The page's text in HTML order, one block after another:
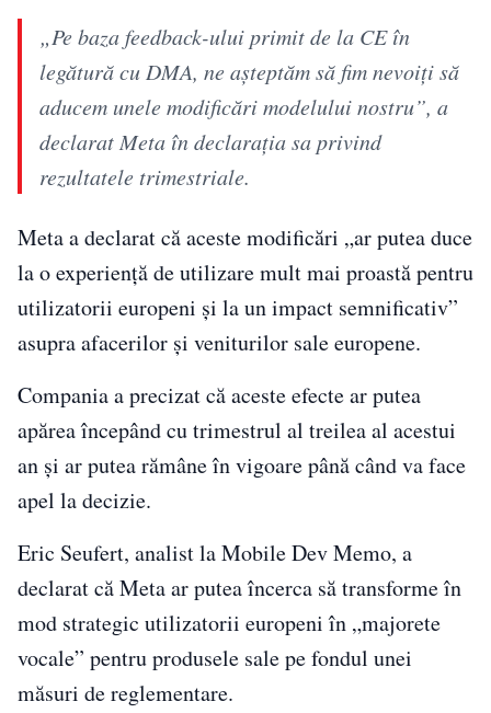
„Pe baza feedback-ului primit de la CE în
legătură cu DMA, ne așteptăm să fim nevoiți să
aducem unele modificări modelului nostru”, a
declarat Meta în declarația sa privind
rezultatele trimestriale.
Meta a declarat că aceste modificări „ar putea duce
la o experiență de utilizare mult mai proastă pentru
utilizatorii europeni și la un impact semnificativ”
asupra afacerilor și veniturilor sale europene.
Compania a precizat că aceste efecte ar putea
apărea începând cu trimestrul al treilea al acestui
an și ar putea rămâne în vigoare până când va face
apel la decizie.
Eric Seufert, analist la Mobile Dev Memo, a
declarat că Meta ar putea încerca să transforme în
mod strategic utilizatorii europeni în „majorete
vocale” pentru produsele sale pe fondul unei
măsuri de reglementare.